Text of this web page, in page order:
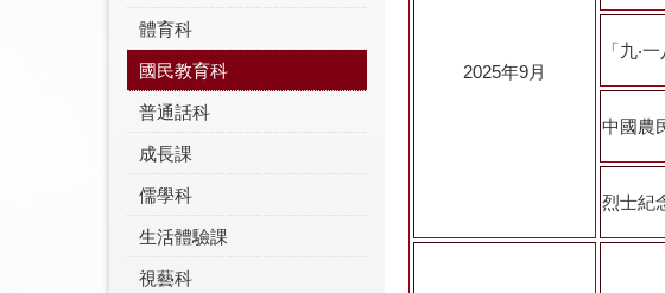
2025年9月
「九‧
中國農
烈士紀
體育科
國民教育科
普通話科
成長課
儒學科
生活體驗課
視藝科